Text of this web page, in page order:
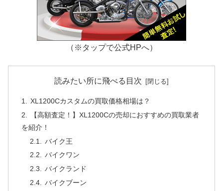
（※タップで公式HPへ）
読みたい所に飛べる目次
XL1200Cカスタムの買取価格相場は？
【高額査定！】XL1200Cの売却におすすめの買取業者
を紹介！
バイク王
バイクワン
バイクランド
バイクブーン